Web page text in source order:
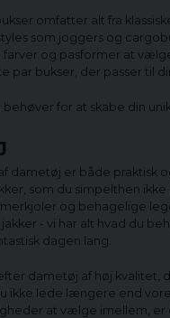
omfatter alt fra
som joggers og
og pasformer at
par bukser, der passer til din
for at skabe din
dametøj er både praktisk
som du simpelthen ikke
og behagelige
- vi har alt hvad du
dagen lang.
dametøj af høj kvalitet,
ikke lede længere end
at vælge imellem, er